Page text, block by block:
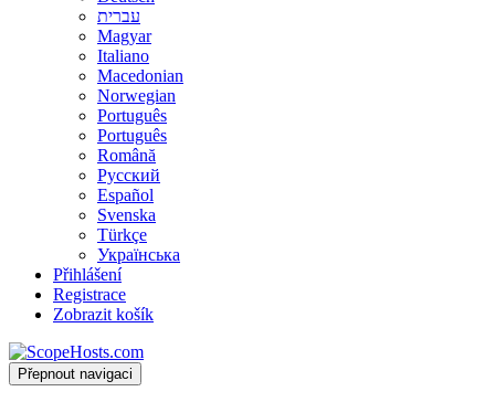
עברית
Magyar
Italiano
Macedonian
Norwegian
Português
Português
Română
Русский
Español
Svenska
Türkçe
Українська
Přihlášení
Registrace
Zobrazit košík
Přepnout navigaci